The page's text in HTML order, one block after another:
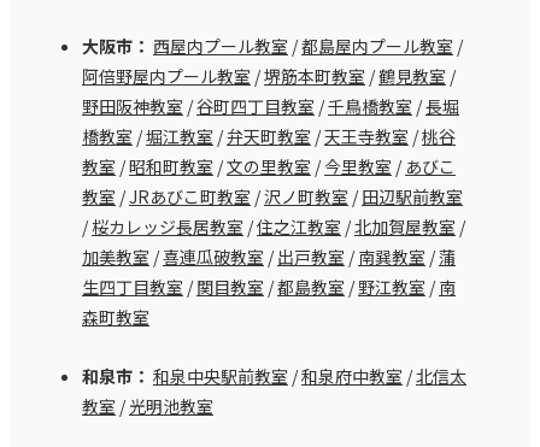
大阪市： 西屋内プール教室 /都島屋内プール教室 /
阿倍野屋内プール教室 /堺筋本町教室 /鶴見教室 /
野田阪神教室 /谷町四丁目教室 /千鳥橋教室 /長堀
橋教室 /堀江教室 /弁天町教室 /天王寺教室 /桃谷
教室 /昭和町教室 /文の里教室 /今里教室 / あびこ
教室 /JRあびこ町教室 /沢ノ町教室 /田辺駅前教室
/桜カレッジ長居教室 /住之江教室 /北加賀屋教室 /
加美教室 /喜連瓜破教室 /出戸教室 /南巽教室 /蒲
生四丁目教室 /関目教室 /都島教室 /野江教室 /南
森町教室
和泉市： 和泉中央駅前教室 /和泉府中教室 /北信太
教室 /光明池教室